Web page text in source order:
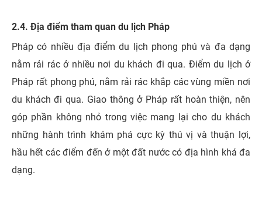
2.4. Địa điểm tham quan du lịch Pháp
Pháp có nhiều địa điểm du lịch phong phú và đa dạng
nằm rải rác ở nhiều nơi du khách đi qua. Điểm du lịch ở
Pháp rất phong phú, nằm rải rác khắp các vùng miền nơi
du khách đi qua. Giao thông ở Pháp rất hoàn thiện, nên
góp phần không nhỏ trong việc mang lại cho du khách
những hành trình khám phá cực kỳ thú vị và thuận lợi,
hầu hết các điểm đến ở một đất nước có địa hình khá đa
dạng.